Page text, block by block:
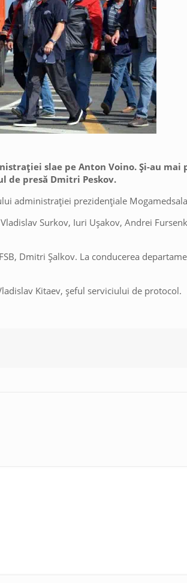
slae pe Anton Voino. Şi-au
de presă Dmitri Peskov.
administraţiei prezidenţiale
Surkov, Iuri Uşakov, Andrei
Dmitri Şalkov. La conducerea
Kitaev, şeful serviciului de protocol.